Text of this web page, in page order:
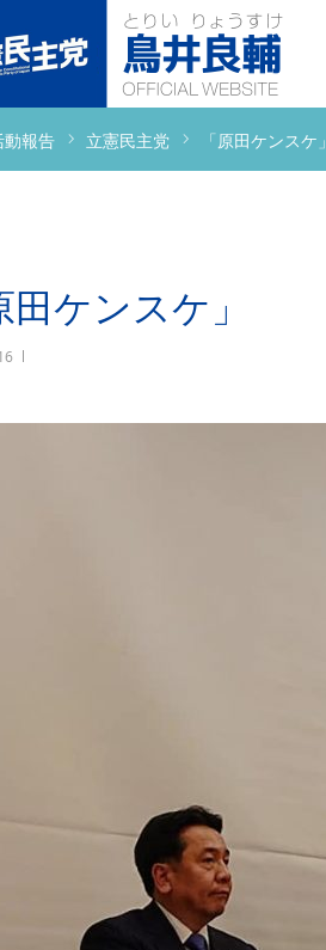
動報告 立憲民主党 「原田ケンスケ」
田ケンスケ」